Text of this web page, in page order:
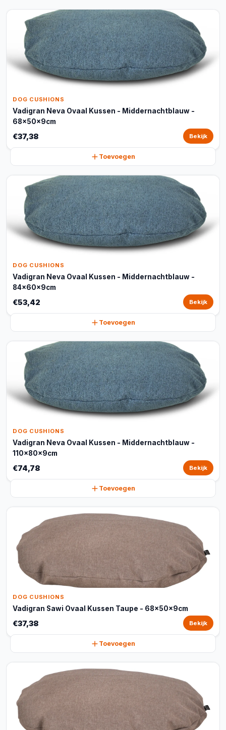
DOG CUSHIONS
Vadigran Neva Ovaal Kussen - Middernachtblauw -
68x50x9cm
€37,38 Bekijk
Toevoegen
DOG CUSHIONS
Vadigran Neva Ovaal Kussen - Middernachtblauw -
84x60x9cm
€53,42 Bekijk
Toevoegen
DOG CUSHIONS
Vadigran Neva Ovaal Kussen - Middernachtblauw -
110x80x9cm
€74,78 Bekijk
Toevoegen
DOG CUSHIONS
Vadigran Sawi Ovaal Kussen Taupe - 68x50x9cm
€37,38 Bekijk
Toevoegen